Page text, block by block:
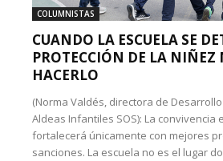
COLUMNISTAS
CUANDO LA ESCUELA SE
PROTECCIÓN DE LA NIÑEZ
HACERLO
(Norma Valdés, directora de
Aldeas Infantiles SOS): La convivencia
fortalecerá únicamente con mejores
sanciones. La escuela no es el lugar